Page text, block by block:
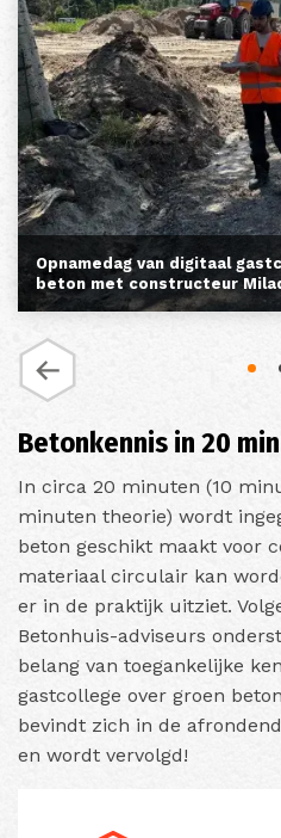
Opnamedag van digitaal
beton met constructeur
Betonkennis in 20
In circa 20 minuten (10
minuten theorie) wordt
beton geschikt maakt voor
materiaal circulair kan
er in de praktijk uitziet.
Betonhuis-adviseurs
belang van toegankelijke
gastcollege over groen
bevindt zich in de
en wordt vervolgd!